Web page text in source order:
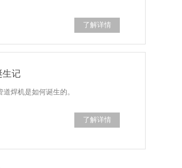
了解详情
生记
焊机是如何诞生的。
了解详情